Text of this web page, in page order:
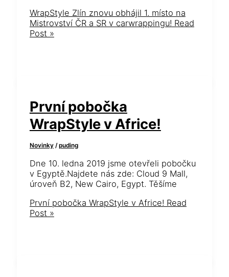
WrapStyle Zlín znovu obhájil 1. místo na
Mistrovství ČR a SR v carwrappingu! Read
Post »
První pobočka
WrapStyle v Africe!
Novinky/puding
Dne 10. ledna 2019 jsme otevřeli pobočku
v Egyptě.Najdete nás zde: Cloud 9 Mall,
úroveň B2, New Cairo, Egypt. Těšíme
První pobočka WrapStyle v Africe! Read
Post »